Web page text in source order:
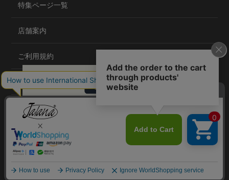
特集ページ一覧
店舗案内
ご利用規約
プライバシーポリシー
特定商取引法について
会社概要
©2020 TRANS GLOBAL CO.,LTD.